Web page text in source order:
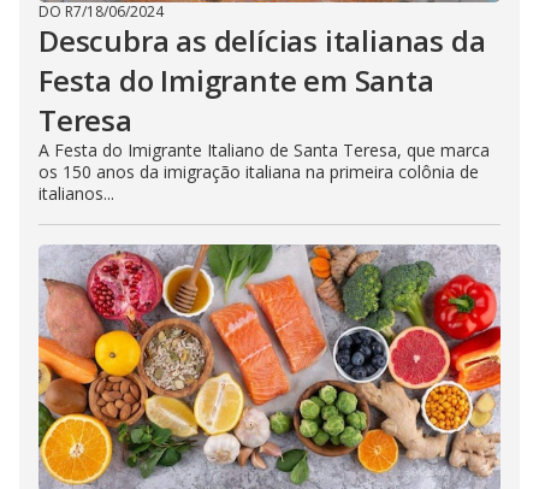
DO R7/18/06/2024
Descubra as delícias italianas da
Festa do Imigrante em Santa
Teresa
A Festa do Imigrante Italiano de Santa Teresa, que marca
os 150 anos da imigração italiana na primeira colônia de
italianos...